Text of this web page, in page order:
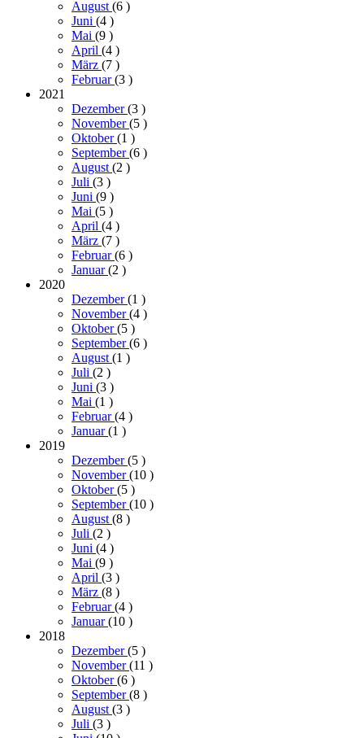
August(6 )
Juni (4 )
Mai (9 )
April (4 )
März (7 )
Februar(3 )
2021
Dezember(3 )
November(5 )
Oktober(1 )
September(6 )
August(2 )
Juli (3 )
Juni (9 )
Mai (5 )
April (4 )
März (7 )
Februar(6 )
Januar(2 )
2020
Dezember(1 )
November(4 )
Oktober(5 )
September(6 )
August(1 )
Juli (2 )
Juni (3 )
Mai (1 )
Februar(4 )
Januar(1 )
2019
Dezember(5 )
November(10 )
Oktober(5 )
September(10 )
August(8 )
Juli (2 )
Juni (4 )
Mai (9 )
April (3 )
März (8 )
Februar(4 )
Januar(10 )
2018
Dezember(5 )
November(11 )
Oktober(6 )
September(8 )
August(3 )
Juli (3 )